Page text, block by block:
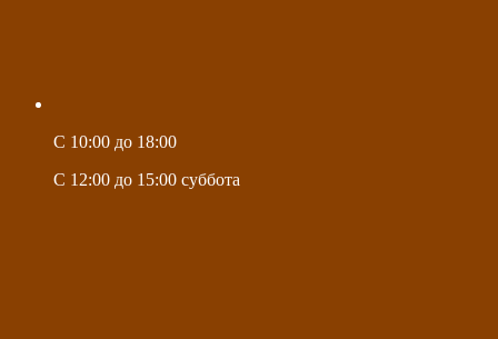
C 10:00 до 18:00
C 12:00 до 15:00 суббота